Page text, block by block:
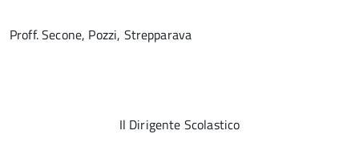
Proff. Secone, Pozzi, Strepparava
Il Dirigente Scolastico